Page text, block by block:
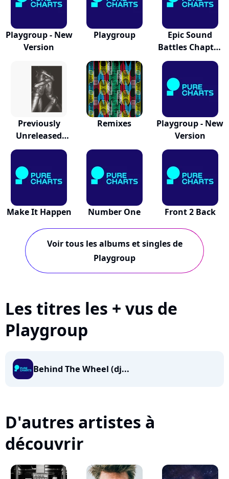
Playgroup - New
Version
Playgroup
Epic Sound
Battles Chapter
1
Previously
Unreleased
Volume 2
Remixes
Playgroup - New
Version
Make It Happen Number One Front 2 Back
Voir tous les albums et singles de
Playgroup
Les titres les + vus de
Playgroup
Behind The Wheel (dj...
D'autres artistes à
découvrir